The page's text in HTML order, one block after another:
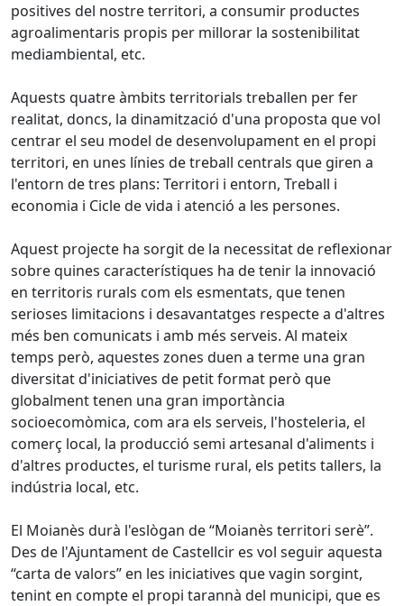
positives del nostre territori, a consumir productes
agroalimentaris propis per millorar la sostenibilitat
mediambiental, etc.
Aquests quatre àmbits territorials treballen per fer
realitat, doncs, la dinamització d'una proposta que vol
centrar el seu model de desenvolupament en el propi
territori, en unes línies de treball centrals que giren a
l'entorn de tres plans: Territori i entorn, Treball i
economia i Cicle de vida i atenció a les persones.
Aquest projecte ha sorgit de la necessitat de reflexionar
sobre quines característiques ha de tenir la innovació
en territoris rurals com els esmentats, que tenen
serioses limitacions i desavantatges respecte a d'altres
més ben comunicats i amb més serveis. Al mateix
temps però, aquestes zones duen a terme una gran
diversitat d'iniciatives de petit format però que
globalment tenen una gran importància
socioecomòmica, com ara els serveis, l'hosteleria, el
comerç local, la producció semi artesanal d'aliments i
d'altres productes, el turisme rural, els petits tallers, la
indústria local, etc.
El Moianès durà l'eslògan de “Moianès territori serè”.
Des de l'Ajuntament de Castellcir es vol seguir aquesta
“carta de valors” en les iniciatives que vagin sorgint,
tenint en compte el propi tarannà del municipi, que es